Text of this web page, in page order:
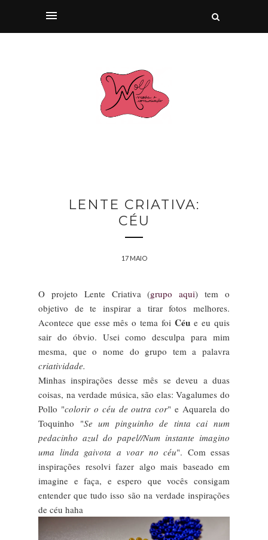
LENTE CRIATIVA:
CÉU
17 MAIO
O projeto Lente Criativa (grupo aqui) tem o
objetivo de te inspirar a tirar fotos melhores.
Acontece que esse mês o tema foi Céue eu quis
sair do óbvio. Usei como desculpa para mim
mesma, que o nome do grupo tem a palavra
criatividade.
Minhas inspirações desse mês se deveu a duas
coisas, na verdade música, são elas: Vagalumes do
Pollo "colorir o céu de outra cor" e Aquarela do
Toquinho "Se um pinguinho de tinta cai num
pedacinho azul do papel//Num instante imagino
uma linda gaivota a voar no céu". Com essas
inspirações resolvi fazer algo mais baseado em
imagine e faça, e espero que vocês consigam
entender que tudo isso são na verdade inspirações
de céu haha